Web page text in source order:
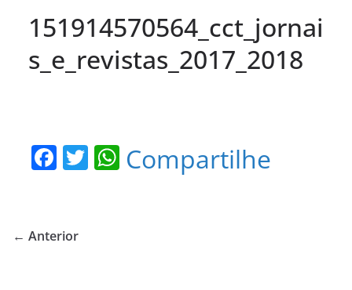
151914570564_cct_jornai
s_e_revistas_2017_2018
F
e
T W
Compartilhe
← Anterior